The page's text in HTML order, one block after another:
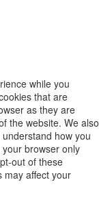
while you
that are
as they are
the website. We also
how you
browser only
out of these
may affect your